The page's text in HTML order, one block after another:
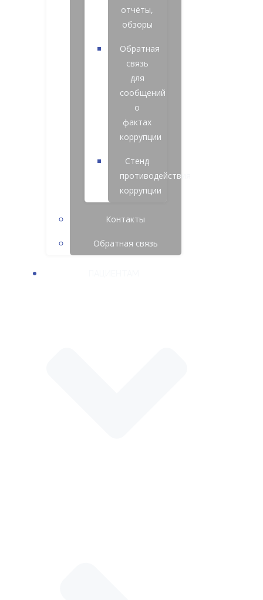
отчёты,
обзоры
Обратная
связь
для
сообщений
о
фактах
коррупции
Стенд
противодействия
коррупции
Контакты
Обратная связь